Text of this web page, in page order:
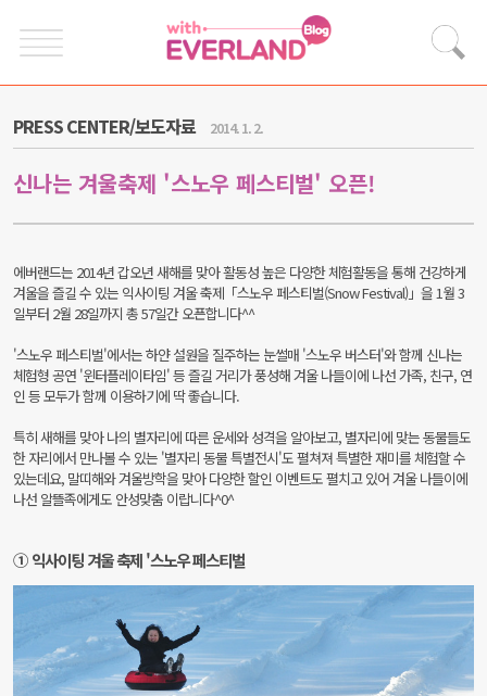
PRESS CENTER/보도자료 2014. 1. 2.
신나는 겨울축제 '스노우 페스티벌' 오픈!
에버랜드는 2014년 갑오년 새해를 맞아 활동성 높은 다양한 체험활동을 통해 건강하게
겨울을 즐길 수 있는 익사이팅 겨울 축제「스노우 페스티벌(Snow Festival)」을 1월 3
일부터 2월 28일까지 총 57일간 오픈합니다^^
'스노우 페스티벌'에서는 하얀 설원을 질주하는 눈썰매 '스노우 버스터'와 함께 신나는
체험형 공연 '윈터플레이타임' 등 즐길 거리가 풍성해 겨울 나들이에 나선 가족, 친구, 연
인 등 모두가 함께 이용하기에 딱 좋습니다.
특히 새해를 맞아 나의 별자리에 따른 운세와 성격을 알아보고, 별자리에 맞는 동물들도
한 자리에서 만나볼 수 있는 '별자리 동물 특별전시'도 펼쳐져 특별한 재미를 체험할 수
있는데요, 말띠해와 겨울방학을 맞아 다양한 할인 이벤트도 펼치고 있어 겨울 나들이에
나선 알뜰족에게도 안성맞춤 이랍니다^0^
① 익사이팅 겨울 축제 '스노우 페스티벌